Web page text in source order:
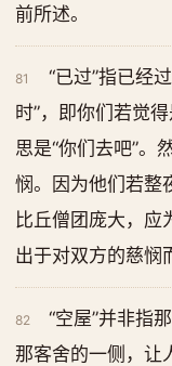
前所述。
81
“已过”指已经
时”，即你们若觉
思是“你们去吧”。
悯。因为他们若整
比丘僧团庞大，应
出于对双方的慈悯
82
“空屋”并非指
那客舍的一侧，让